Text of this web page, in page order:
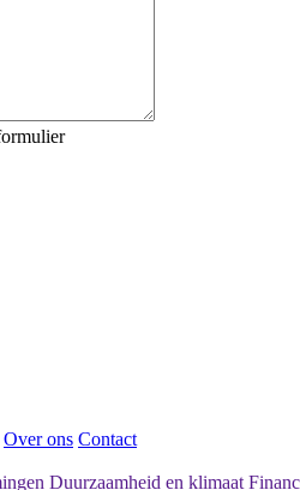
Over ons Contact
Duurzaamheid en klimaat